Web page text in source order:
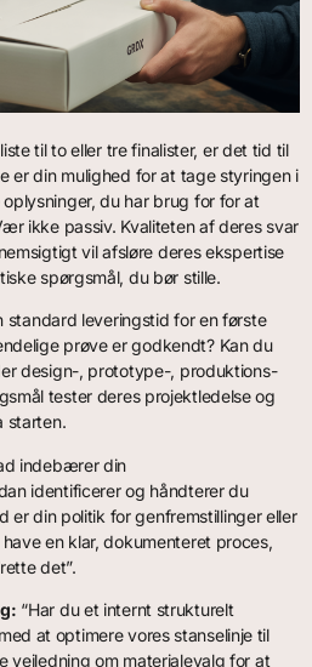
til to eller tre finalister, er det tid til
er din mulighed for at tage styringen i
du har brug for for at
ikke passiv. Kvaliteten af deres svar
vil afsløre deres ekspertise
spørgsmål, du bør stille.
standard leveringstid for en første
prøve er godkendt? Kan du
design-, prototype-, produktions-
tester deres projektledelse og
starten.
indebærer din
identificerer og håndterer du
er din politik for genfremstillinger eller
en klar, dokumenteret proces,
det”.
“Har du et internt strukturelt
at optimere vores stanselinje til
vejledning om materialevalg for at